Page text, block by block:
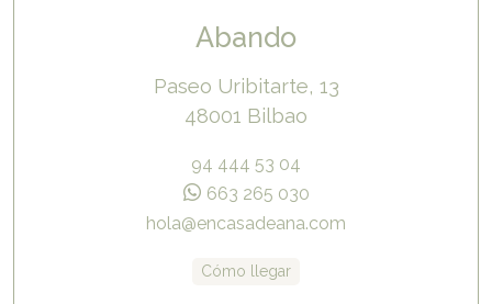
Abando
Paseo Uribitarte, 13
48001 Bilbao
94 444 53 04
663 265 030
hola@encasadeana.com
Cómo llegar